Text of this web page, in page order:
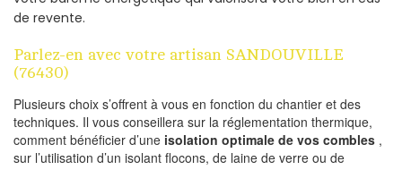
de revente.
Parlez-en avec votre artisan SANDOUVILLE
(76430)
Plusieurs choix s’offrent à vous en fonction du chantier et des
techniques. Il vous conseillera sur la réglementation thermique,
comment bénéficier d’une isolation optimale de vos combles ,
sur l’utilisation d’un isolant flocons, de laine de verre ou de